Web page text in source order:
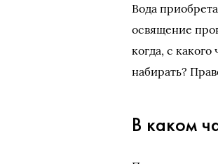
Вода
освящение
когда, с
набирать?
В каком